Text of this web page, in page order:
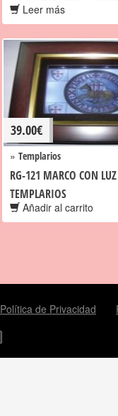
Leer más
39.00€
» Templarios
RG-121 MARCO CON
TEMPLARIOS
Añadir al carrito
Política de Privacidad